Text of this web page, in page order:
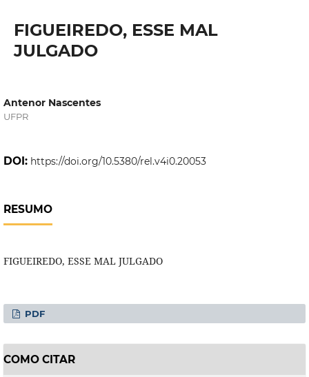
FIGUEIREDO, ESSE MAL
JULGADO
Antenor Nascentes
UFPR
DOI: https://doi.org/10.5380/rel.v4i0.20053
RESUMO
FIGUEIREDO, ESSE MAL JULGADO
PDF
COMO CITAR